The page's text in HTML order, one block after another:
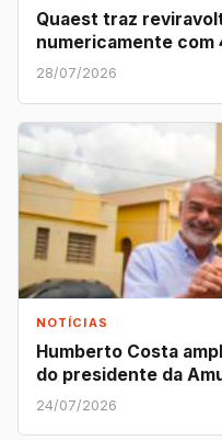
Quaest traz
numericamente com
28/07/2026
NOTÍCIAS
Humberto Costa
do presidente da
24/07/2026